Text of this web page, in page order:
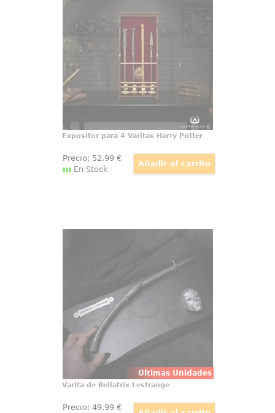
Añade un toque mágico a tu
colección con este impresionante
expositor de madera, diseñado
específicamente para exhibir
hasta cuatro varitas de la icónica
saga de Harry Potter.
Expositor para 4 Varitas Harry Potter
Precio: 52,99€
En Stock
Últimas Unidades
varita de Bellatrix Lestrange, una
joya imprescindible para
cualquier coleccionista. Con una
detallada réplica a escala 1:1
Varita de Bellatrix Lestrange
Precio: 49,99€